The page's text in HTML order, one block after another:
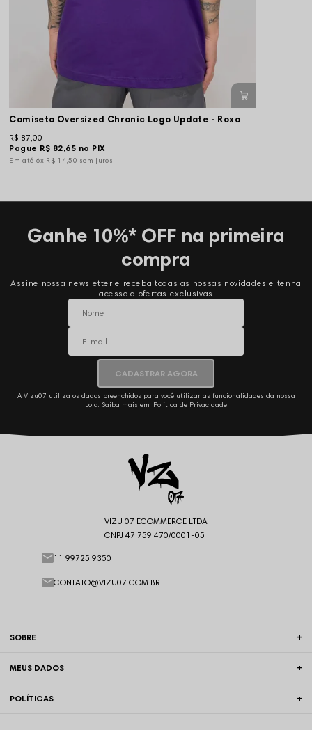
Camiseta Oversized Chronic Logo Update - Roxo
Pague R$ 82,65 no PIX
R$ 87,00
6x R$ 14,50 sem juros
Ganhe 10%* OFF na primeira
compra
Assine nossa newsletter e receba todas as nossas novidades e tenha
acesso a ofertas exclusivas
CADASTRAR AGORA
A Vizu07 utiliza os dados preenchidos para você utilizar as funcionalidades da nossa
Loja. Saiba mais em: Política de Privacidade
SOBRE
MEUS DADOS
POLÍTICAS
VIZU 07 ECOMMERCE LTDA
CNPJ 47.759.470/0001-05
11 99725 9350
CONTATO@VIZU07.COM.BR